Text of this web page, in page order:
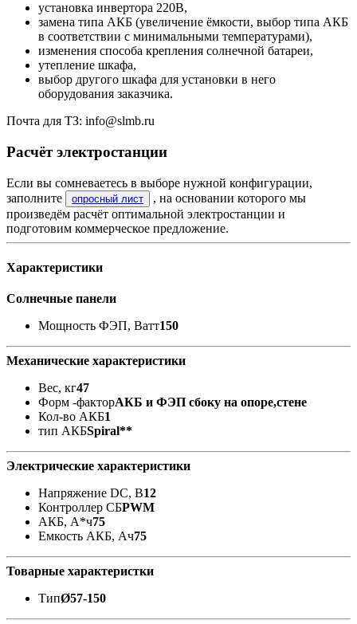
установка инвертора 220В,
замена типа АКБ (увеличение ёмкости, выбор типа АКБ
в соответствии с минимальными температурами),
изменения способа крепления солнечной батареи,
утепление шкафа,
выбор другого шкафа для установки в него
оборудования заказчика.
Почта для ТЗ: info@slmb.ru
Расчёт электростанции
Если вы сомневаетесь в выборе нужной конфигурации,
заполните
опросный лист
, на основании которого мы
произведём расчёт оптимальной электростанции и
подготовим коммерческое предложение.
Характеристики
Солнечные панели
Мощность ФЭП, Ватт150
Механические характеристики
Вес, кг47
Форм -факторАКБ и ФЭП сбоку на опоре,стене
Кол-во АКБ1
тип АКБSpiral**
Электрические характеристики
Напряжение DC, В12
Контроллер СБPWM
АКБ, А*ч75
Емкость АКБ, Ач75
Товарные характеристки
ТипØ57-150